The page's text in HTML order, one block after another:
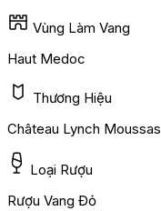
Vùng Làm Vang
Haut Medoc
Thương Hiệu
Château Lynch Moussas
Loại Rượu
Rượu Vang Đỏ